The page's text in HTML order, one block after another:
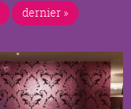
dernier »